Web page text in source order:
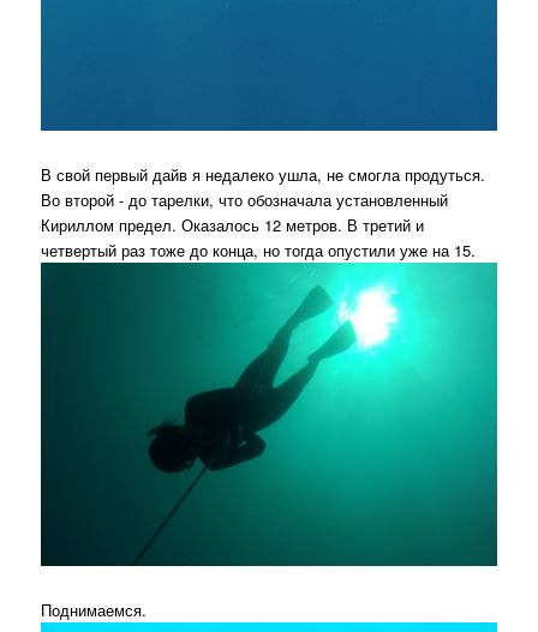
В свой первый дайв я недалеко ушла, не смогла продуться.
Во второй - до тарелки, что обозначала установленный
Кириллом предел. Оказалось 12 метров. В третий и
четвертый раз тоже до конца, но тогда опустили уже на 15.
Поднимаемся.